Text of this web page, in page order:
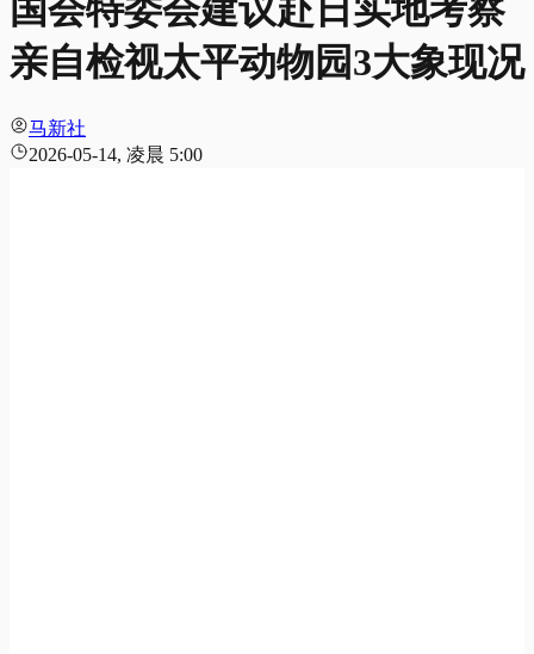
国会特委会建议赴日实地考察
亲自检视太平动物园3大象现况
马新社
2026-05-14, 凌晨 5:00